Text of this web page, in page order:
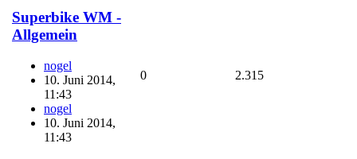
Superbike WM -
Allgemein
nogel
10. Juni 2014,
11:43
nogel
10. Juni 2014,
11:43
0 2.315